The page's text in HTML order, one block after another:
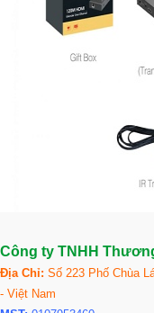
Công ty TNHH
Địa Chỉ: Số 223 Phố Chùa
- Việt Nam